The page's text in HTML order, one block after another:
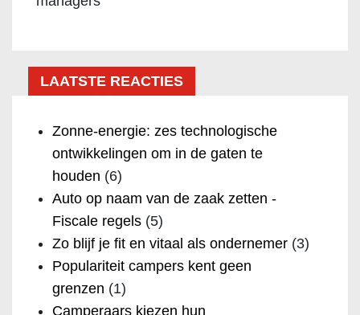
LAATSTE REACTIES
Zonne-energie: zes technologische
ontwikkelingen om in de gaten te
houden (6)
Auto op naam van de zaak zetten -
Fiscale regels (5)
Zo blijf je fit en vitaal als ondernemer (3)
Populariteit campers kent geen
grenzen (1)
Camperaars kiezen hun